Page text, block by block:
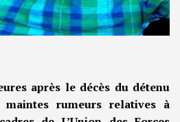
après le décès du détenu
maintes rumeurs relatives à